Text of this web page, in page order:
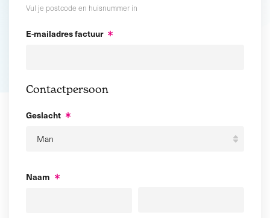
Vul je postcode en huisnummer in
E-mailadres factuur
Contactpersoon
Geslacht
Naam